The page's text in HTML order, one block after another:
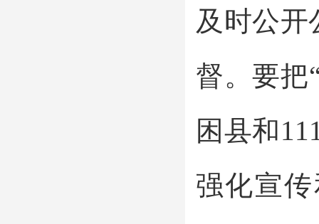
及时公开
督。要把
困县和
强化宣